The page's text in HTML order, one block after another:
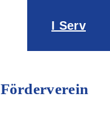
I Serv
Förderverein